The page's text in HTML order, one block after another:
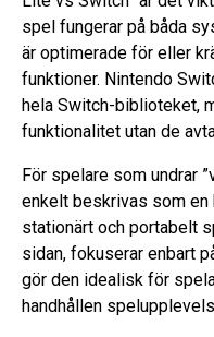
spel fungerar på båda
är optimerade för eller
funktioner. Nintendo
hela Switch-biblioteket,
funktionalitet utan de
För spelare som undrar
enkelt beskrivas som
stationärt och portabelt
sidan, fokuserar enbart
gör den idealisk för
handhållen